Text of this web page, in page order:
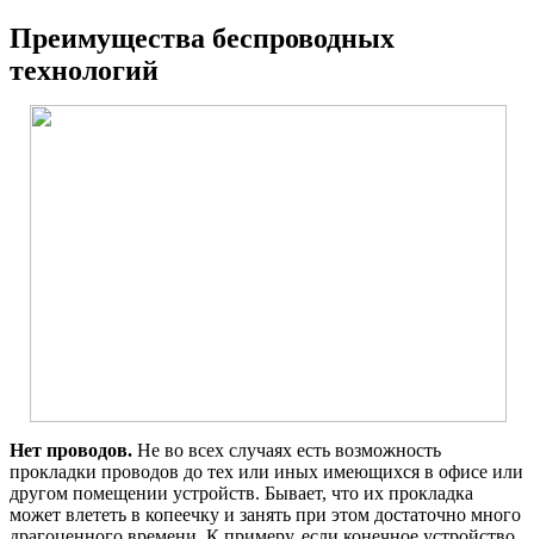
Преимущества беспроводных
технологий
Нет проводов. Не во всех случаях есть возможность
прокладки проводов до тех или иных имеющихся в офисе или
другом помещении устройств. Бывает, что их прокладка
может влететь в копеечку и занять при этом достаточно много